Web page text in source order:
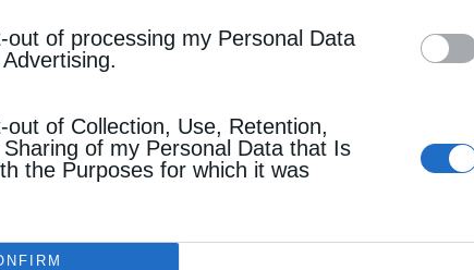
out of processing my Personal Data
out of Collection, Use, Retention,
of my Personal Data that Is
the Purposes for which it was